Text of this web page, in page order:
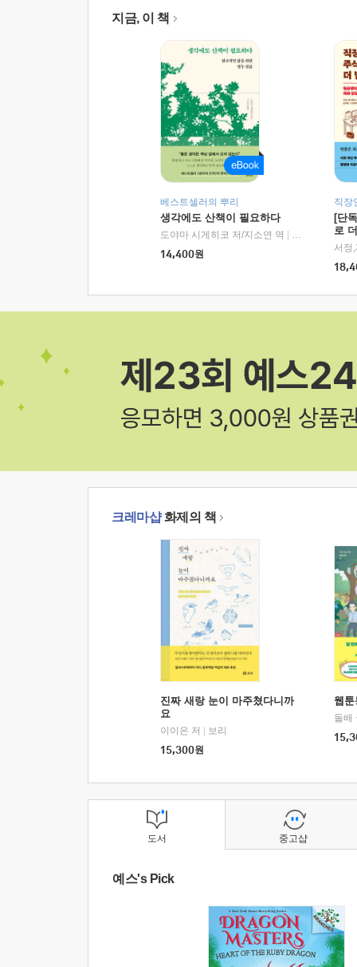
지금, 이 책
베스트셀러의 뿌리
생각에도 산책이 필요하다
도야마 시게히코 저/지소연 역
알에이치코리
14,400원
직장
[단
로
크레마샵화제의 책
진짜 새랑 눈이 마주쳤다니까
요
이이은 저
보리
15,300원
웹
돌배
도서
예스's Pick
중고샵